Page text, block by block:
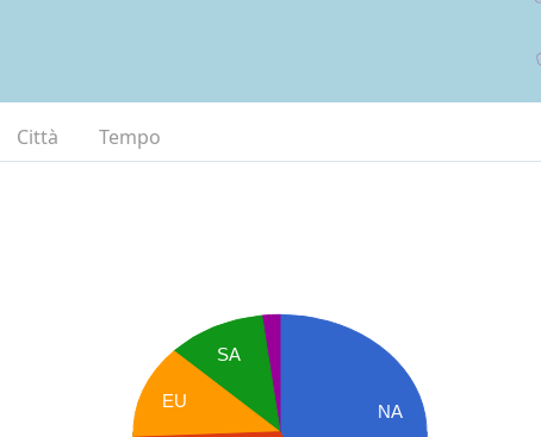
Città
Tempo
NA
SA
EU